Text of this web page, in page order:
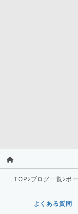
TOP › ブログ一覧›ボ
よくある質問